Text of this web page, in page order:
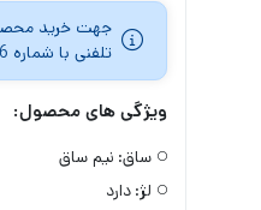
جهت خرید
تلفنی با شماره 09193192246 تماس بگیرید.
ویژگی های محصول:
ساق: نیم ساق
لژ: دارد